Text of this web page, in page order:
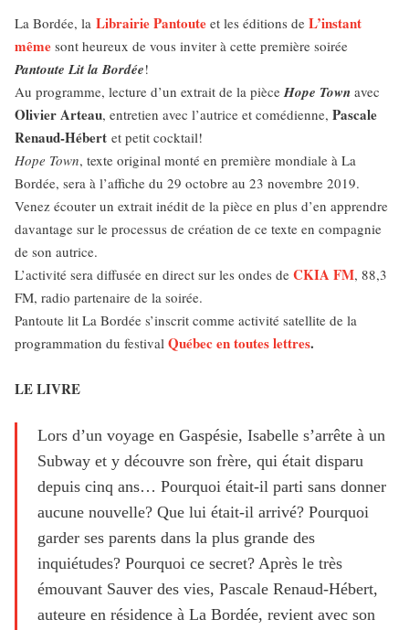
La Bordée, la Librairie Pantoute et les éditions de L’instant
même sont heureux de vous inviter à cette première soirée
Pantoute Lit la Bordée!
Au programme, lecture d’un extrait de la pièceHope Town avec
Olivier Arteau, entretien avec l’autrice et comédienne, Pascale
Renaud-Hébert et petit cocktail!
Hope Town, texte original monté en première mondiale à La
Bordée, sera à l’affiche du 29 octobre au 23 novembre 2019.
Venez écouter un extrait inédit de la pièce en plus d’en apprendre
davantage sur le processus de création de ce texte en compagnie
de son autrice.
L’activité sera diffusée en direct sur les ondes de CKIA FM, 88,3
FM, radio partenaire de la soirée.
Pantoute lit La Bordée s’inscrit comme activité satellite de la
programmation du festival Québec en toutes lettres.
LE LIVRE
Lors d’un voyage en Gaspésie, Isabelle s’arrête à un
Subway et y découvre son frère, qui était disparu
depuis cinq ans… Pourquoi était-il parti sans donner
aucune nouvelle? Que lui était-il arrivé? Pourquoi
garder ses parents dans la plus grande des
inquiétudes? Pourquoi ce secret? Après le très
émouvant Sauver des vies, Pascale Renaud-Hébert,
auteure en résidence à La Bordée, revient avec son